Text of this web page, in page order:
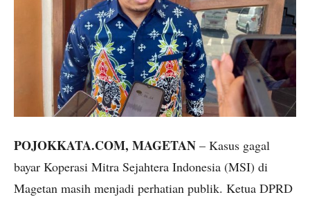
POJOKKATA.COM, MAGETAN – Kasus gagal
bayar Koperasi Mitra Sejahtera Indonesia (MSI) di
Magetan masih menjadi perhatian publik. Ketua DPRD